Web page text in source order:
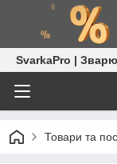
SvarkaPro |
Товари та